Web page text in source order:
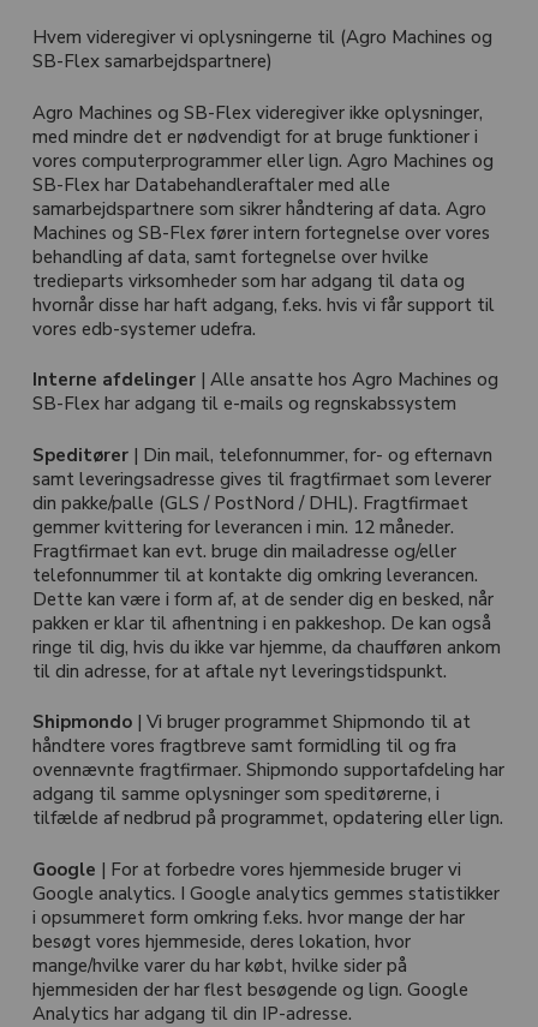
Ingen varer i kurven.
Go To Shop
Hvem videregiver vi oplysningerne til (Agro Machines og
SB-Flex samarbejdspartnere)
Agro Machines og SB-Flex videregiver ikke oplysninger,
med mindre det er nødvendigt for at bruge funktioner i
vores computerprogrammer eller lign. Agro Machines og
SB-Flex har Databehandleraftaler med alle
samarbejdspartnere som sikrer håndtering af data. Agro
Machines og SB-Flex fører intern fortegnelse over vores
behandling af data, samt fortegnelse over hvilke
tredieparts virksomheder som har adgang til data og
hvornår disse har haft adgang, f.eks. hvis vi får support til
vores edb-systemer udefra.
Interne afdelinger| Alle ansatte hos Agro Machines og
SB-Flex har adgang til e-mails og regnskabssystem
Speditører| Din mail, telefonnummer, for- og efternavn
samt leveringsadresse gives til fragtfirmaet som leverer
din pakke/palle (GLS / PostNord / DHL). Fragtfirmaet
gemmer kvittering for leverancen i min. 12 måneder.
Fragtfirmaet kan evt. bruge din mailadresse og/eller
telefonnummer til at kontakte dig omkring leverancen.
Dette kan være i form af, at de sender dig en besked, når
pakken er klar til afhentning i en pakkeshop. De kan også
ringe til dig, hvis du ikke var hjemme, da chaufføren ankom
til din adresse, for at aftale nyt leveringstidspunkt.
Shipmondo| Vi bruger programmet Shipmondo til at
håndtere vores fragtbreve samt formidling til og fra
ovennævnte fragtfirmaer. Shipmondo supportafdeling har
adgang til samme oplysninger som speditørerne, i
tilfælde af nedbrud på programmet, opdatering eller lign.
Google | For at forbedre vores hjemmeside bruger vi
Google analytics. I Google analytics gemmes statistikker
i opsummeret form omkring f.eks. hvor mange der har
besøgt vores hjemmeside, deres lokation, hvor
mange/hvilke varer du har købt, hvilke sider på
hjemmesiden der har flest besøgende og lign. Google
Analytics har adgang til din IP-adresse.